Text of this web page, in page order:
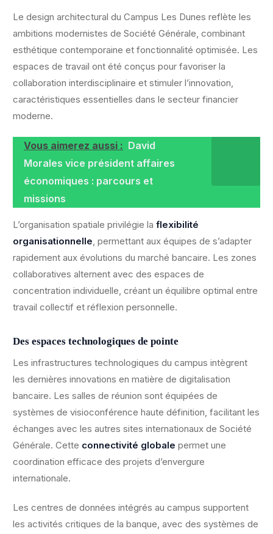
Le design architectural du Campus Les Dunes reflète les
ambitions modernistes de Société Générale, combinant
esthétique contemporaine et fonctionnalité optimisée. Les
espaces de travail ont été conçus pour favoriser la
collaboration interdisciplinaire et stimuler l’innovation,
caractéristiques essentielles dans le secteur financier
moderne.
Vous aimerez aussi : David
Morales vice président affaires
économiques : parcours et
missions
L’organisation spatiale privilégie la flexibilité
organisationnelle, permettant aux équipes de s’adapter
rapidement aux évolutions du marché bancaire. Les zones
collaboratives alternent avec des espaces de
concentration individuelle, créant un équilibre optimal entre
travail collectif et réflexion personnelle.
Des espaces technologiques de pointe
Les infrastructures technologiques du campus intègrent
les dernières innovations en matière de digitalisation
bancaire. Les salles de réunion sont équipées de
systèmes de visioconférence haute définition, facilitant les
échanges avec les autres sites internationaux de Société
Générale. Cette connectivité globale permet une
coordination efficace des projets d’envergure
internationale.
Les centres de données intégrés au campus supportent
les activités critiques de la banque, avec des systèmes de